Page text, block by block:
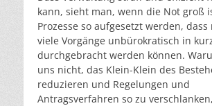
kann, sieht man, wenn die Not groß
Prozesse so aufgesetzt werden,
viele Vorgänge unbürokratisch in
durchgebracht werden können.
uns nicht, das Klein-Klein des
reduzieren und Regelungen und
Antragsverfahren so zu